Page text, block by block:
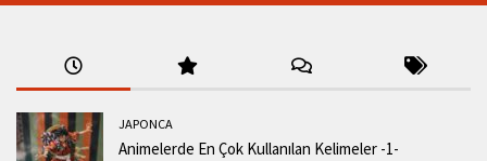
JAPONCA
Animelerde En Çok Kullanılan Kelimeler -1-